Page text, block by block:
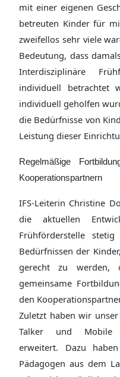
mit einer eigenen
betreuten Kinder für
zweifellos sehr viele
Bedeutung, dass
Interdisziplinäre
individuell betrachtet
individuell geholfen
die Bedürfnisse von
Leistung dieser
Regelmäßige
Kooperationspartnern
IFS-Leiterin Christine
die aktuellen
Frühförderstelle
Bedürfnissen der
gerecht zu werden,
gemeinsame
den
Zuletzt haben wir
Talker und Mobile
erweitert. Dazu
Pädagogen aus dem